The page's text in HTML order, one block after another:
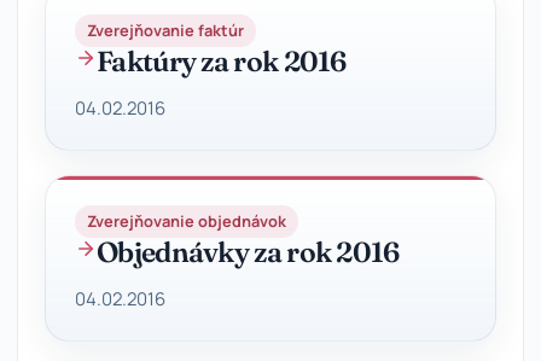
Zverejňovanie faktúr
Faktúry za rok 2016
04.02.2016
Zverejňovanie objednávok
Objednávky za rok 2016
04.02.2016